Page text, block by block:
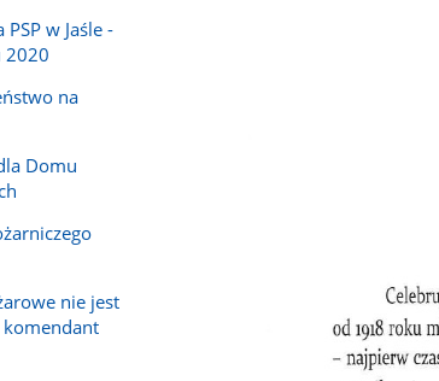
w Jaśle -
2020
na
Domu
nie jest
komendant